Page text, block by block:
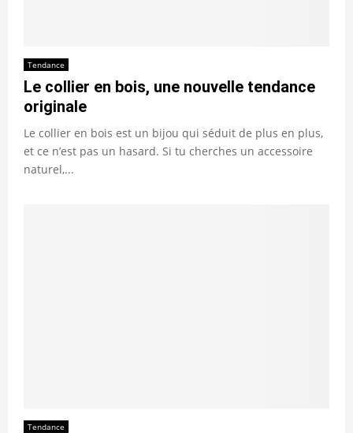
Tendance
Le collier en bois, une nouvelle tendance
originale
Le collier en bois est un bijou qui séduit de plus en plus,
et ce n’est pas un hasard. Si tu cherches un accessoire
naturel,...
Tendance